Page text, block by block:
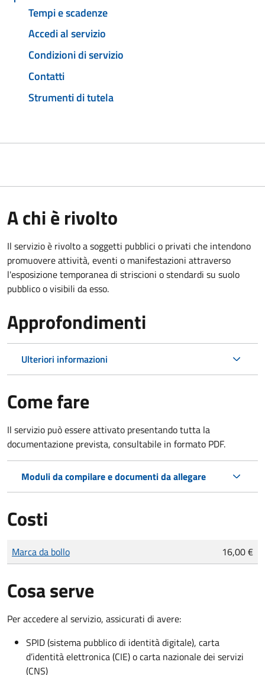
Tempi e scadenze
Accedi al servizio
Condizioni di servizio
Contatti
Strumenti di tutela
A chi è rivolto
Il servizio è rivolto a soggetti pubblici o privati che intendono
promuovere attività, eventi o manifestazioni attraverso
l'esposizione temporanea di striscioni o stendardi su suolo
pubblico o visibili da esso.
Approfondimenti
Ulteriori informazioni
Come fare
Il servizio può essere attivato presentando tutta la
documentazione prevista, consultabile in formato PDF.
Moduli da compilare e documenti da allegare
Costi
Tipo di pagamento
Importo
Marca da bollo 16,00 €
Cosa serve
Per accedere al servizio, assicurati di avere:
SPID (sistema pubblico di identità digitale), carta
d’identità elettronica (CIE) o carta nazionale dei servizi
(CNS)